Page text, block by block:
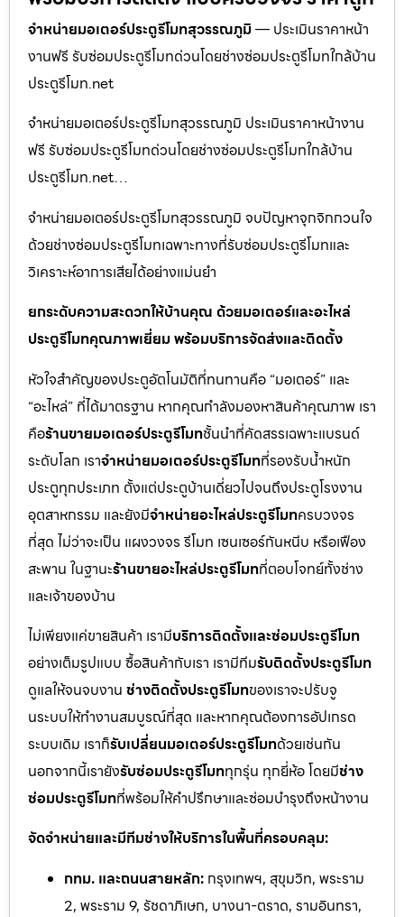
จำหน่ายมอเตอร์ประตูรีโมทสุวรรณภูมิ— ประเมินราคาหน้า
งานฟรี รับซ่อมประตูรีโมทด่วนโดยช่างซ่อมประตูรีโมทใกล้บ้าน
ประตูรีโมท.net
จำหน่ายมอเตอร์ประตูรีโมทสุวรรณภูมิ ประเมินราคาหน้างาน
ฟรี รับซ่อมประตูรีโมทด่วนโดยช่างซ่อมประตูรีโมทใกล้บ้าน
ประตูรีโมท.net…
จำหน่ายมอเตอร์ประตูรีโมทสุวรรณภูมิ จบปัญหาจุกจิกกวนใจ
ด้วยช่างซ่อมประตูรีโมทเฉพาะทางที่รับซ่อมประตูรีโมทและ
วิเคราะห์อาการเสียได้อย่างแม่นยำ
ยกระดับความสะดวกให้บ้านคุณ ด้วยมอเตอร์และอะไหล่
ประตูรีโมทคุณภาพเยี่ยม พร้อมบริการจัดส่งและติดตั้ง
หัวใจสำคัญของประตูอัตโนมัติที่ทนทานคือ “มอเตอร์” และ
“อะไหล่” ที่ได้มาตรฐาน หากคุณกำลังมองหาสินค้าคุณภาพ เรา
คือร้านขายมอเตอร์ประตูรีโมทชั้นนำที่คัดสรรเฉพาะแบรนด์
ระดับโลก เราจำหน่ายมอเตอร์ประตูรีโมทที่รองรับน้ำหนัก
ประตูทุกประเภท ตั้งแต่ประตูบ้านเดี่ยวไปจนถึงประตูโรงงาน
อุตสาหกรรม และยังมีจำหน่ายอะไหล่ประตูรีโมทครบวงจร
ที่สุด ไม่ว่าจะเป็น แผงวงจร รีโมท เซนเซอร์กันหนีบ หรือเฟือง
สะพาน ในฐานะร้านขายอะไหล่ประตูรีโมทที่ตอบโจทย์ทั้งช่าง
และเจ้าของบ้าน
ไม่เพียงแค่ขายสินค้า เรามีบริการติดตั้งและซ่อมประตูรีโมท
อย่างเต็มรูปแบบ ซื้อสินค้ากับเรา เรามีทีมรับติดตั้งประตูรีโมท
ดูแลให้จนจบงาน ช่างติดตั้งประตูรีโมทของเราจะปรับจู
นระบบให้ทำงานสมบูรณ์ที่สุด และหากคุณต้องการอัปเกรด
ระบบเดิม เราก็รับเปลี่ยนมอเตอร์ประตูรีโมทด้วยเช่นกัน
นอกจากนี้เรายังรับซ่อมประตูรีโมททุกรุ่น ทุกยี่ห้อ โดยมีช่าง
ซ่อมประตูรีโมทที่พร้อมให้คำปรึกษาและซ่อมบำรุงถึงหน้างาน
จัดจำหน่ายและมีทีมช่างให้บริการในพื้นที่ครอบคลุม:
กทม. และถนนสายหลัก: กรุงเทพฯ, สุขุมวิท, พระราม
2, พระราม 9, รัชดาภิเษก, บางนา-ตราด, รามอินทรา,